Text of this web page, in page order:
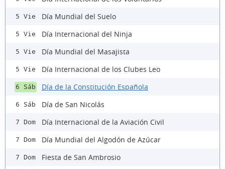
5 Vie Día Mundial del Suelo
5 Vie Día Internacional del Ninja
5 Vie Día Mundial del Masajista
5 Vie Día Internacional de los Clubes Leo
6 Sáb Día de la Constitución Española
6 Sáb Día de San Nicolás
7 Dom Día Internacional de la Aviación Civil
7 Dom Día Mundial del Algodón de Azúcar
7 Dom Fiesta de San Ambrosio